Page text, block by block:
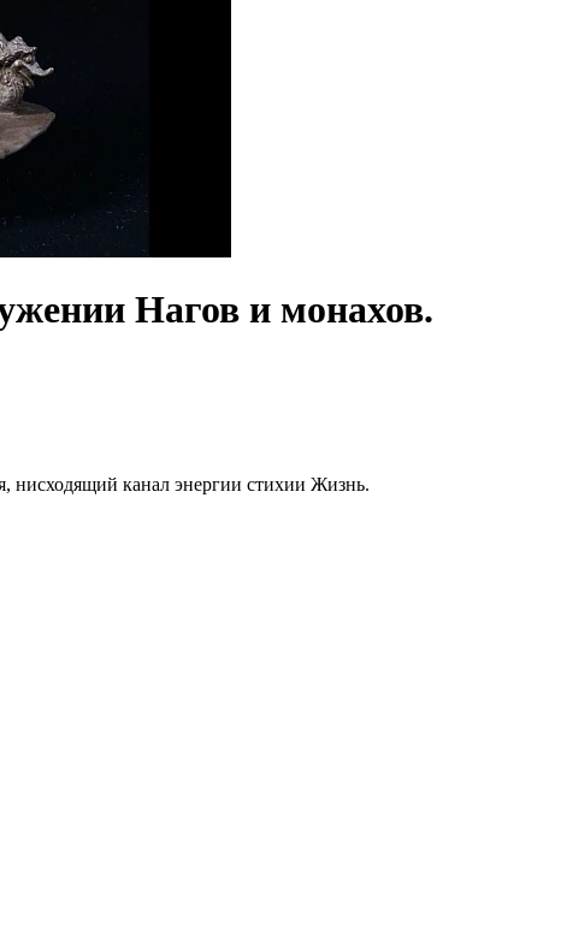
Нагов и монахов.
нисходящий канал энергии стихии Жизнь.